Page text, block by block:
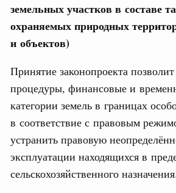
земельных участков в составе
охраняемых природных
и объектов)
Принятие законопроекта
процедуры, финансовые и
категории земель в границах
в соответствие с правовым
устранить правовую
эксплуатации находящихся в
сельскохозяйственного
11 июня, четверг
(2026 год,
– об итогах прохождения предприятиями
2025–2026 годов и задачах по подготовке
3 июня, среда
(2026 год,